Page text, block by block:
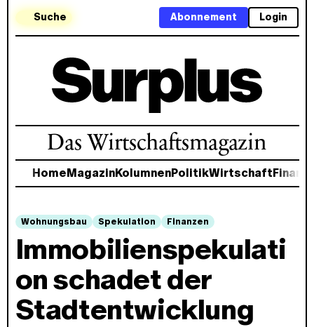
Suche Login
Abonnement
Das Wirtschaftsmagazin
Home MagazinKolumnenPolitikWirtschaft
Wohnungsbau Spekulation Finanzen
Immobilienspekulati
on schadet der
Stadtentwicklung